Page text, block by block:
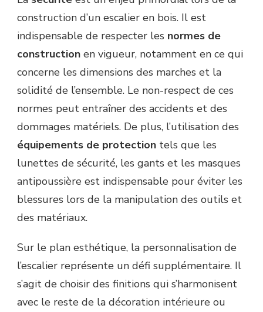
construction d’un escalier en bois. Il est
indispensable de respecter les normes de
construction en vigueur, notamment en ce qui
concerne les dimensions des marches et la
solidité de l’ensemble. Le non-respect de ces
normes peut entraîner des accidents et des
dommages matériels. De plus, l’utilisation des
équipements de protection tels que les
lunettes de sécurité, les gants et les masques
antipoussière est indispensable pour éviter les
blessures lors de la manipulation des outils et
des matériaux.
Sur le plan esthétique, la personnalisation de
l’escalier représente un défi supplémentaire. Il
s’agit de choisir des finitions qui s’harmonisent
avec le reste de la décoration intérieure ou